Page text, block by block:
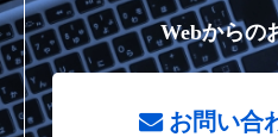
Webからの
お問い合